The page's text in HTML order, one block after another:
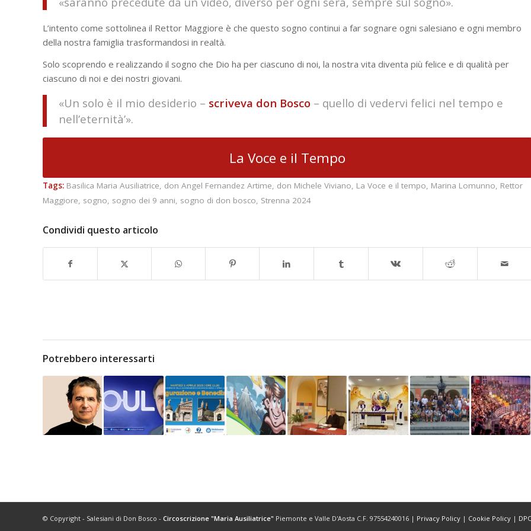
L’intento come sottolinea il Rettor Maggiore è che questo sogno continui a far sognare ogni salesiano e ogni membro
della nostra famiglia trasformandosi in realtà.
Solo scoprendo e realizzando il sogno che Dio ha per ciascuno di noi, la nostra vita diventa più felice e di qualità per
ciascuno di noi e dei nostri giovani.
«Un solo è il mio desiderio – scriveva don Bosco – quello di vedervi felici nel tempo e
nell’eternità’».
La Voce e il Tempo
Tags: Basilica Maria Ausiliatrice don Angel Fernandez Artime don Michele Viviano La Voce e il tempo Marina Lomunno Rettor
Maggiore sogno sogno dei 9 anni sogno di don bosco Strenna 2024
Condividi questo articolo
Potrebbero interessarti
© Copyright - Salesiani di Don Bosco - Circoscrizione "Maria Ausiliatrice" Piemonte e Valle D'Aosta C.F. 97554240016 | Privacy Policy | Cookie Policy |